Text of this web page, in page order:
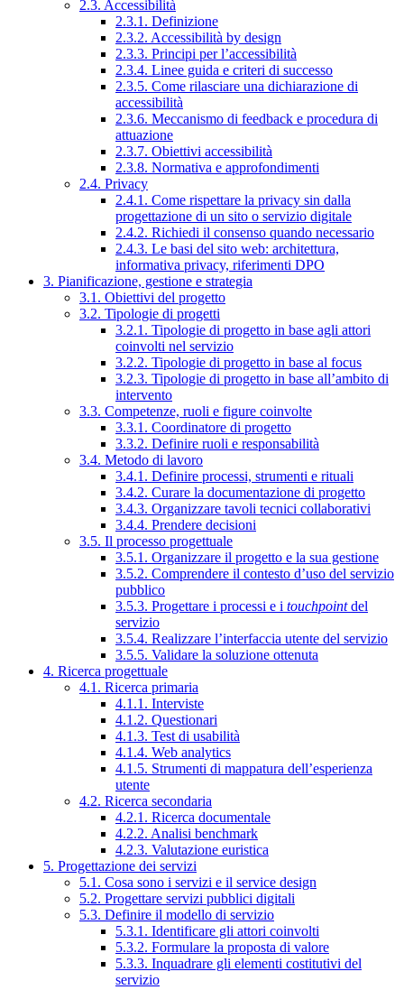
2.3. Accessibilità
2.3.1. Definizione
2.3.2. Accessibilità by design
2.3.3. Principi per l’accessibilità
2.3.4. Linee guida e criteri di successo
2.3.5. Come rilasciare una dichiarazione di
accessibilità
2.3.6. Meccanismo di feedback e procedura di
attuazione
2.3.7. Obiettivi accessibilità
2.3.8. Normativa e approfondimenti
2.4. Privacy
2.4.1. Come rispettare la privacy sin dalla
progettazione di un sito o servizio digitale
2.4.2. Richiedi il consenso quando necessario
2.4.3. Le basi del sito web: architettura,
informativa privacy, riferimenti DPO
3. Pianificazione, gestione e strategia
3.1. Obiettivi del progetto
3.2. Tipologie di progetti
3.2.1. Tipologie di progetto in base agli attori
coinvolti nel servizio
3.2.2. Tipologie di progetto in base al focus
3.2.3. Tipologie di progetto in base all’ambito di
intervento
3.3. Competenze, ruoli e figure coinvolte
3.3.1. Coordinatore di progetto
3.3.2. Definire ruoli e responsabilità
3.4. Metodo di lavoro
3.4.1. Definire processi, strumenti e rituali
3.4.2. Curare la documentazione di progetto
3.4.3. Organizzare tavoli tecnici collaborativi
3.4.4. Prendere decisioni
3.5. Il processo progettuale
3.5.1. Organizzare il progetto e la sua gestione
3.5.2. Comprendere il contesto d’uso del servizio
pubblico
3.5.3. Progettare i processi e i touchpointdel
servizio
3.5.4. Realizzare l’interfaccia utente del servizio
3.5.5. Validare la soluzione ottenuta
4. Ricerca progettuale
4.1. Ricerca primaria
4.1.1. Interviste
4.1.2. Questionari
4.1.3. Test di usabilità
4.1.4. Web analytics
4.1.5. Strumenti di mappatura dell’esperienza
utente
4.2. Ricerca secondaria
4.2.1. Ricerca documentale
4.2.2. Analisi benchmark
4.2.3. Valutazione euristica
5. Progettazione dei servizi
5.1. Cosa sono i servizi e il service design
5.2. Progettare servizi pubblici digitali
5.3. Definire il modello di servizio
5.3.1. Identificare gli attori coinvolti
5.3.2. Formulare la proposta di valore
5.3.3. Inquadrare gli elementi costitutivi del
servizio